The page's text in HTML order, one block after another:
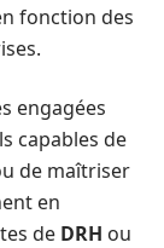
fonction des
engagées
capables de
de maîtriser
en
de DRH ou